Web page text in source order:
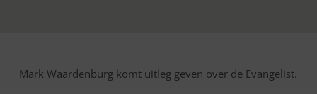
Mark Waardenburg komt uitleg geven over de Evangelist.